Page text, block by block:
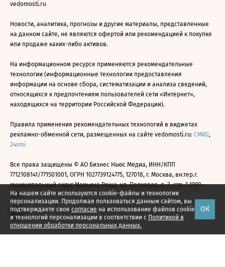
На нашем сайте используются cookie-файлы и технологии
персонализации. Продолжая пользоваться данным сайтом, вы
подтверждаете свое согласие на использование файлов cookie
и технологий персонализации в соответствии с Политикой в
отношении обработки персональных данных.
ОК
vedomosti.ru
Новости, аналитика, прогнозы и другие материалы, представленные
на данном сайте, не являются офертой или рекомендацией к покупке
или продаже каких-либо активов.
На информационном ресурсе применяются рекомендательные
технологии (информационные технологии предоставления
информации на основе сбора, систематизации и анализа сведений,
относящихся к предпочтениям пользователей сети «Интернет»,
находящихся на территории Российской Федерации).
Правила применения рекомендательных технологий в виджетах
рекламно-обменной сети, размещенных на сайте vedomosti.ru: СМИ2,
24smi
Все права защищены © АО Бизнес Ньюс Медиа, ИНН/КПП
7712108141/771501001, ОГРН 1027739124775, 127018, г. Москва, вн.тер.г.
муниципальный округ Марьина Роща, ул. Полковая, д. 3, стр. 1 1999—
2026